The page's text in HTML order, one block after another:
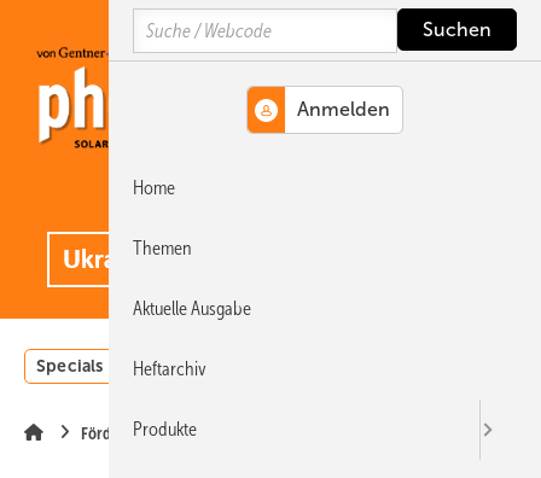
Hauptinhalt
Hauptmenü
SiteSearch
Specials Einstrahlungsatlas
Förderung
Search
Home
Themen
Aktuelle Ausgabe
Heftarchiv
Produkte